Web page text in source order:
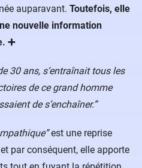
auparavant. Toutefois, elle
nouvelle information
➕
30 ans, s’entraînait tous les
de ce grand homme
de s’enchaîner.”
est une reprise
par conséquent, elle apporte